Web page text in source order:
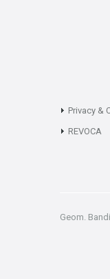
Privacy &
REVOCA
Geom.